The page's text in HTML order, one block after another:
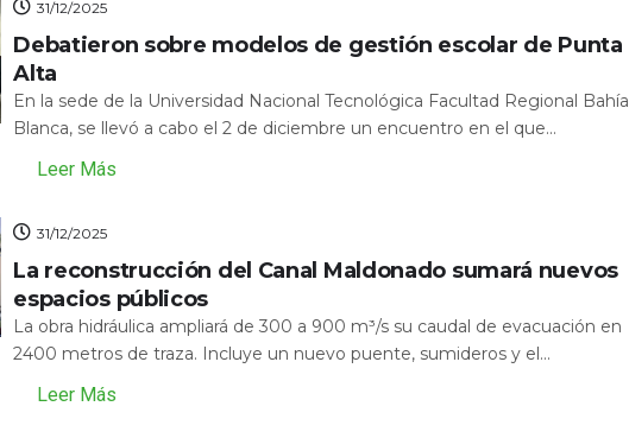
31/12/2025
Debatieron sobre modelos de gestión escolar de Punta
Alta
En la sede de la Universidad Nacional Tecnológica Facultad Regional Bahía
Blanca, se llevó a cabo el 2 de diciembre un encuentro en el que...
Leer Más
31/12/2025
La reconstrucción del Canal Maldonado sumará nuevos
espacios públicos
La obra hidráulica ampliará de 300 a 900 m³/s su caudal de evacuación en
2400 metros de traza. Incluye un nuevo puente, sumideros y el...
Leer Más